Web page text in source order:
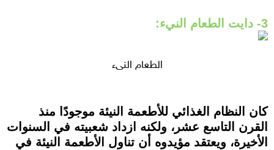
3- دايت الطعام النيء:
الطعام النيء
كان النظام الغذائي للأطعمة النيئة موجودًا منذ
القرن التاسع عشر، ولكنه ازداد شعبيته في السنوات
الأخيرة، ويعتقد مؤيدوه أن تناول الأطعمة النيئة في